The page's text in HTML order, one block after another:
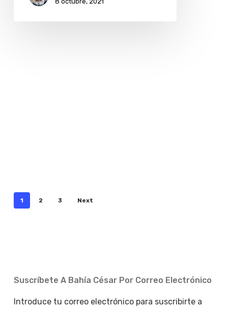
mejores
1 2 3 Next
Suscríbete A Bahía César Por Correo Electrónico
Introduce tu correo electrónico para suscribirte a